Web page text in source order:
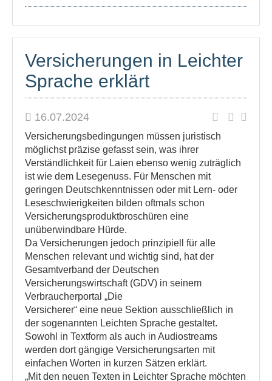
Versicherungen in Leichter
Sprache erklärt
16.07.2024
Versicherungsbedingungen müssen juristisch
möglichst präzise gefasst sein, was ihrer
Verständlichkeit für Laien ebenso wenig zuträglich
ist wie dem Lesegenuss. Für Menschen mit
geringen Deutschkenntnissen oder mit Lern- oder
Leseschwierigkeiten bilden oftmals schon
Versicherungsproduktbroschüren eine
unüberwindbare Hürde.
Da Versicherungen jedoch prinzipiell für alle
Menschen relevant und wichtig sind, hat der
Gesamtverband der Deutschen
Versicherungswirtschaft (GDV) in seinem
Verbraucherportal „Die
Versicherer“ eine neue Sektion ausschließlich in
der sogenannten Leichten Sprache gestaltet.
Sowohl in Textform als auch in Audiostreams
werden dort gängige Versicherungsarten mit
einfachen Worten in kurzen Sätzen erklärt.
„Mit den neuen Texten in Leichter Sprache möchten